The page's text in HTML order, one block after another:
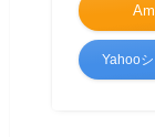
Yahoo